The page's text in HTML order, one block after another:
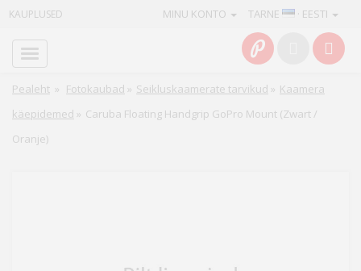
KAUPLUSED TARNE · EESTI
MINU KONTO
Pealeht » Fotokaubad » Seikluskaamerate tarvikud » Kaamera
käepidemed » Caruba Floating Handgrip GoPro Mount (Zwart /
Oranje)
Info
Teenused